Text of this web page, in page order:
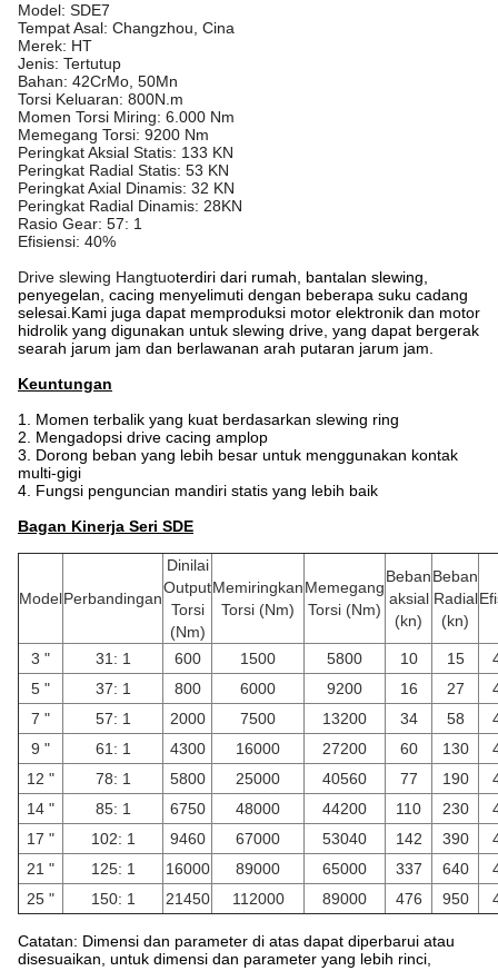
Model: SDE7
Tempat Asal: Changzhou, Cina
Merek: HT
Jenis: Tertutup
Bahan: 42CrMo, 50Mn
Torsi Keluaran: 800N.m
Momen Torsi Miring: 6.000 Nm
Memegang Torsi: 9200 Nm
Peringkat Aksial Statis: 133 KN
Peringkat Radial Statis: 53 KN
Peringkat Axial Dinamis: 32 KN
Peringkat Radial Dinamis: 28KN
Rasio Gear: 57: 1
Efisiensi: 40%
Drive slewing Hangtuoterdiri dari rumah, bantalan slewing,
penyegelan, cacing menyelimuti dengan beberapa suku cadang
selesai.Kami juga dapat memproduksi motor elektronik dan motor
hidrolik yang digunakan untuk slewing drive, yang dapat bergerak
searah jarum jam dan berlawanan arah putaran jarum jam.
Keuntungan
1. Momen terbalik yang kuat berdasarkan slewing ring
2. Mengadopsi drive cacing amplop
3. Dorong beban yang lebih besar untuk menggunakan kontak
multi-gigi
4. Fungsi penguncian mandiri statis yang lebih baik
Bagan Kinerja Seri SDE
ModelPerbandingan
Dinilai
Output
Torsi
(Nm)
Memiringkan
Torsi (Nm)
Memegang
Torsi (Nm)
Beban
aksial
(kn)
Beban
Radial
(kn)
3 " 31: 1 600 1500 5800 10 15
5 "
37: 1 800 6000 9200 16 27
7 "
57: 1 2000 7500 13200 34 58
9 "
61: 1 4300 16000 27200 60 130
12 "
78: 1 5800 25000 40560 77 190
14 "
85: 1 6750 48000 44200 110 230
17 "
102: 1 9460 67000 53040 142 390
21 "
125: 1 16000 89000 65000 337 640
25 "
150: 1 21450 112000 89000 476 950
Catatan: Dimensi dan parameter di atas dapat diperbarui atau
disesuaikan, untuk dimensi dan parameter yang lebih rinci,